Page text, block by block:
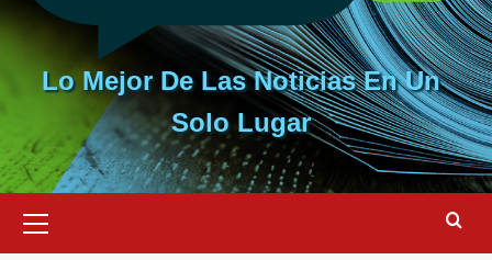
Lo Mejor De Las Noticias En Un
Solo Lugar
primario